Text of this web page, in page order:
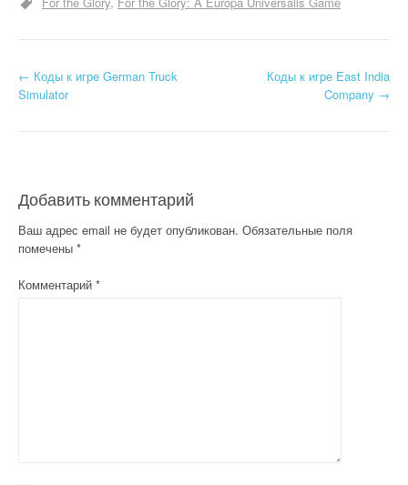
Н
г
а
ц
← Коды к игре German Truck
Simulator
Коды к игре East India
Company →
Добавить комментарий
Ваш адрес email не будет опубликован. Обязательные поля
помечены *
Комментарий *